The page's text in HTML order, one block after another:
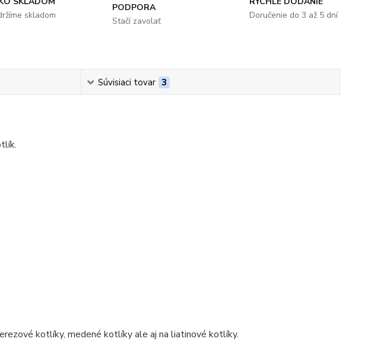
skladom
PODPORA
Stačí zavolať
Doručenie do 3 až 5 dní
Súvisiaci tovar 3
kotlíky, medené kotlíky ale aj na liatinové kotlíky.